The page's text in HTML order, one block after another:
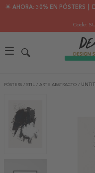
🌟 AHORA: 30% EN PÓSTERS ┃
Code:
PÓSTERS / STIL / ARTE ABSTRACTO /